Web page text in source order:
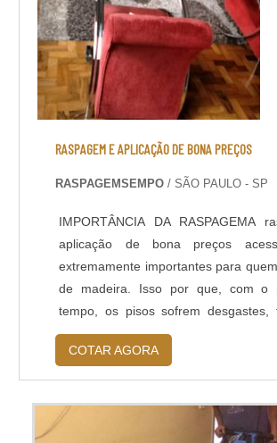
RASPAGEM E APLICAÇÃO DE BONA PREÇOS
RASPAGEMSEMPO/ SÃO PAULO - SP
IMPORTÂNCIA DA RASPAGEMA
aplicação de bona preços
extremamente importantes para
de madeira. Isso por que, com o
tempo, os pisos sofrem desgastes,
vida e apresentam arranhões. Ao
gastos com a troca por um piso
pode solicitar o serviço de raspagem
de bona bem mais baratos que
de piso. O serviço é realizado de
COTAR AGORA